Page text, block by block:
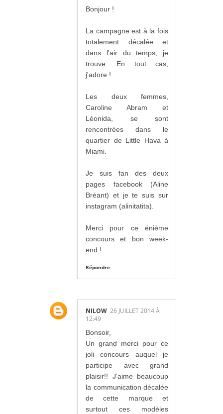
Bonjour !
La campagne est à la fois
totalement décalée et
dans l'air du temps, je
trouve. En tout cas,
j'adore !
Les deux femmes,
Caroline Abram et
Léonida, se sont
rencontrées dans le
quartier de Little Hava à
Miami.
Je suis fan des deux
pages facebook (Aline
Bréant) et je te suis sur
instagram (alinitatita).
Merci pour ce énième
concours et bon week-
end !
Répondre
NILOW 26 JUILLET 2014 À
12:49
Bonsoir,
Un grand merci pour ce
joli concours auquel je
participe avec grand
plaisir!! J'aime beaucoup
la communication décalée
de cette marque et
surtout ces modèles